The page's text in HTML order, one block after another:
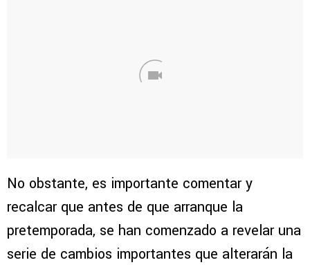
No obstante, es importante comentar y
recalcar que antes de que arranque la
pretemporada, se han comenzado a revelar una
serie de cambios importantes que alterarán la